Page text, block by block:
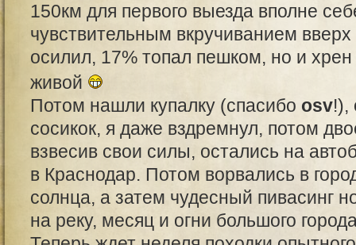
150км для первого выезда вполне
чувствительным вкручиванием
осилил, 17% топал пешком, но и
живой
Потом нашли купалку (спасибо osv!),
сосикок, я даже вздремнул, потом
взвесив свои силы, остались на
в Краснодар. Потом ворвались в
солнца, а затем чудесный пивасинг
на реку, месяц и огни большого